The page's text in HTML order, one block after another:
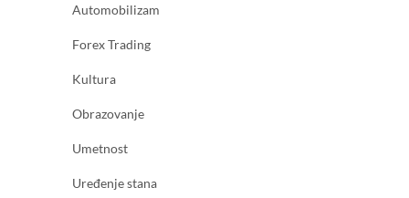
Automobilizam
Forex Trading
Kultura
Obrazovanje
Umetnost
Uređenje stana